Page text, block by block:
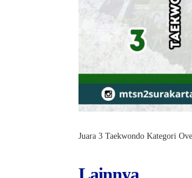
Juara 3 Taekwondo Kategori